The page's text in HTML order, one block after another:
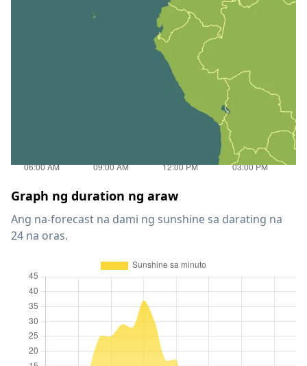
Graph ng duration ng araw
Ang na-forecast na dami ng sunshine sa darating na
24 na oras.